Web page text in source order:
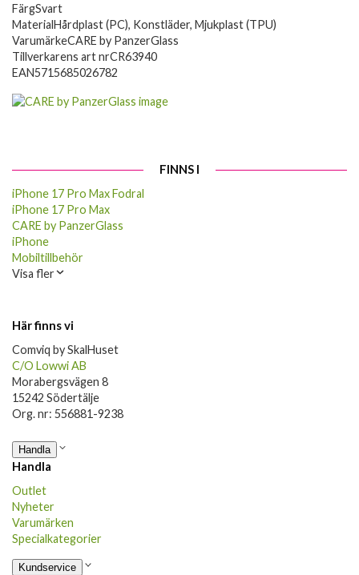
FärgSvart
MaterialHårdplast (PC), Konstläder, Mjukplast (TPU)
VarumärkeCARE by PanzerGlass
Tillverkarens art nrCR63940
EAN5715685026782
FINNS I
iPhone 17 Pro Max Fodral
iPhone 17 Pro Max
CARE by PanzerGlass
iPhone
Mobiltillbehör
Visa fler
Här finns vi
Comviq by SkalHuset
C/O Lowwi AB
Morabergsvägen 8
15242 Södertälje
Org. nr: 556881-9238
Handla
Handla
Outlet
Nyheter
Varumärken
Specialkategorier
Kundservice